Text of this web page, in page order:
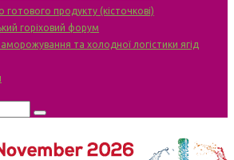
готового продукту (кісточкові)
горіховий форум
та холодної логістики ягід